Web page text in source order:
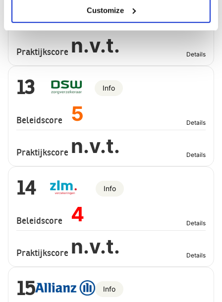
Customize
Beleidscore Details
Praktijkscore n.v.t. Details
13 Info
Beleidscore 5 Details
Praktijkscore n.v.t. Details
14 Info
Beleidscore 4 Details
Praktijkscore n.v.t. Details
15 Info